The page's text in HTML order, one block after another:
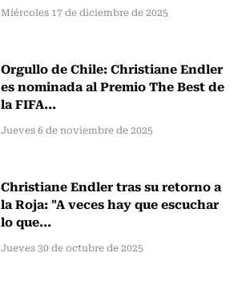
Miércoles 17 de diciembre de 2025
Orgullo de Chile: Christiane Endler
es nominada al Premio The Best de
la FIFA...
Jueves 6 de noviembre de 2025
Christiane Endler tras su retorno a
la Roja: "A veces hay que escuchar
lo que...
Jueves 30 de octubre de 2025